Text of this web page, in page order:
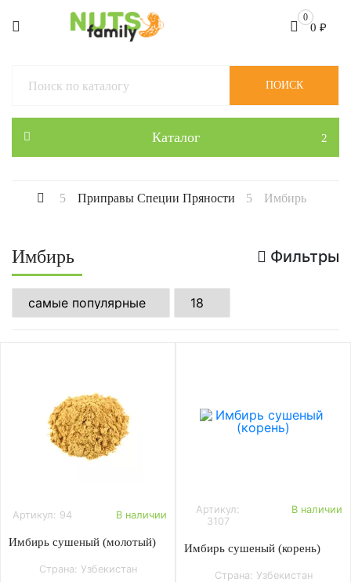
0
0 ₽
Каталог
ПОИСК
Приправы Специи Пряности Имбирь
Имбирь Фильтры
Артикул: 94 В наличии
Имбирь сушеный (молотый)
Страна: Узбекистан
Артикул:
3107
В наличии
Имбирь сушеный (корень)
Страна: Узбекистан